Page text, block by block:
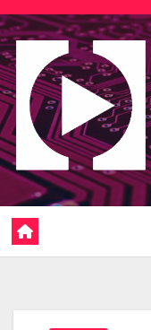
Saltar
al
contenido